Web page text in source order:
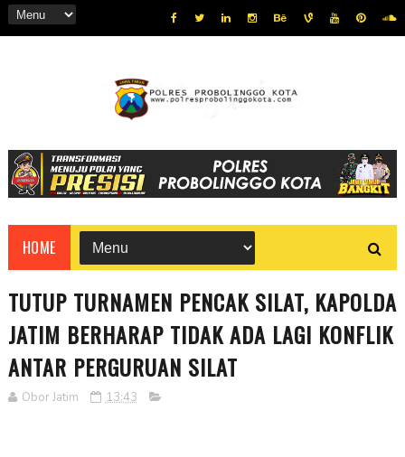
HOME
TUTUP TURNAMEN PENCAK SILAT, KAPOLDA
JATIM BERHARAP TIDAK ADA LAGI KONFLIK
ANTAR PERGURUAN SILAT
Obor Jatim 13:43